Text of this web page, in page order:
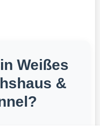
Weißes
&